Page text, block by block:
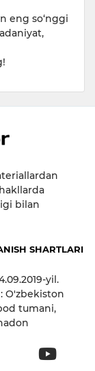
eng so‘nggi
bilan
SHARTLARI
yil.
O'zbekiston
tumani,